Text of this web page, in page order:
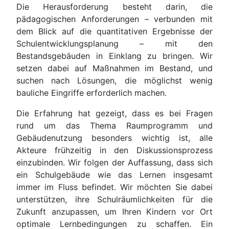
Die Herausforderung besteht darin, die
pädagogischen Anforderungen – verbunden mit
dem Blick auf die quantitativen Ergebnisse der
Schulentwicklungsplanung – mit den
Bestandsgebäuden in Einklang zu bringen. Wir
setzen dabei auf Maßnahmen im Bestand, und
suchen nach Lösungen, die möglichst wenig
bauliche Eingriffe erforderlich machen.
Die Erfahrung hat gezeigt, dass es bei Fragen
rund um das Thema Raumprogramm und
Gebäudenutzung besonders wichtig ist, alle
Akteure frühzeitig in den Diskussionsprozess
einzubinden. Wir folgen der Auffassung, dass sich
ein Schulgebäude wie das Lernen insgesamt
immer im Fluss befindet. Wir möchten Sie dabei
unterstützen, ihre Schulräumlichkeiten für die
Zukunft anzupassen, um Ihren Kindern vor Ort
optimale Lernbedingungen zu schaffen. Ein